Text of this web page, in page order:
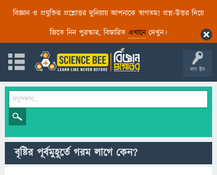
বিজ্ঞান ও প্রযুক্তির প্রশ্নোত্তর দুনিয়ায় আপনাকে স্বাগতম! প্রশ্ন-উত্তর দিয়ে
জিতে নিন পুরস্কার, বিস্তারিত এখানেদেখুন।
লগ ইন
বৃষ্টির পূর্বমুহূর্তে গরম লাগে কেন?